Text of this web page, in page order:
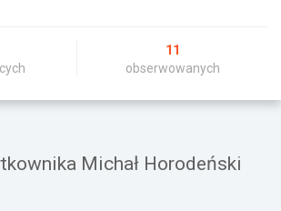
11
obserwowanych
Michał Horodeński